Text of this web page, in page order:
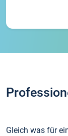
Gleich was für